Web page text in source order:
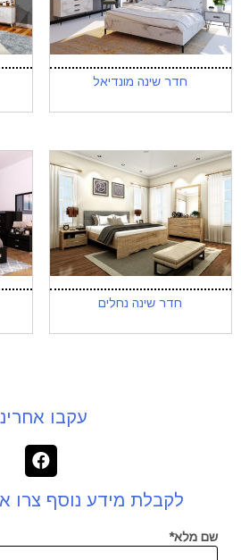
חדר שינה מונדיאל
חדר שינה נחלים
עקבו
לקבלת מידע נוסף צרו
שם מלא*